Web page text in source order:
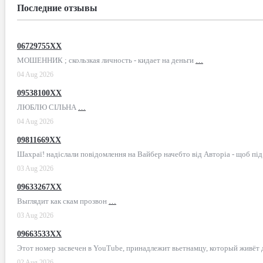
Последние отзывы
06729755XX
МОШЕННИК ; скользкая личность - кидает на деньги …
04 Aug 2026
09538100XX
ЛЮБЛЮ СІЛЬНА …
04 Aug 2026
09811669XX
Шахраї! надіслали повідомлення на Вайбер начебто від Авторіа - щоб під
03 Aug 2026
09633267XX
Выглядит как скам прозвон …
03 Aug 2026
09663533XX
Этот номер засвечен в YouTube, принадлежит вьетнамцу, который живёт